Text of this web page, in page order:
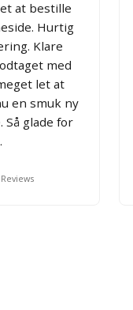
at bestille
Hurtig
Klare
med
let at
en smuk ny
Så glade for